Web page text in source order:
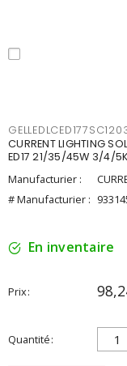
CURRENT LIGHTING
ED17 21/35/45W 3/4/
Manufacturier :
# Manufacturier :
En inventaire
Prix
Quantité